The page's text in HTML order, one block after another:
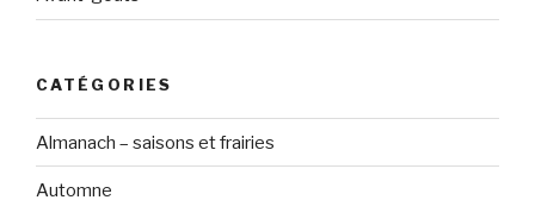
CATÉGORIES
Almanach – saisons et frairies
Automne